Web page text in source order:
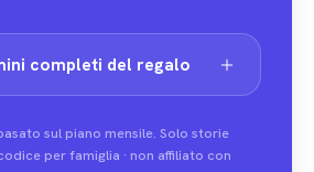
completi del regalo
sul piano mensile. Solo storie
per famiglia · non affiliato con